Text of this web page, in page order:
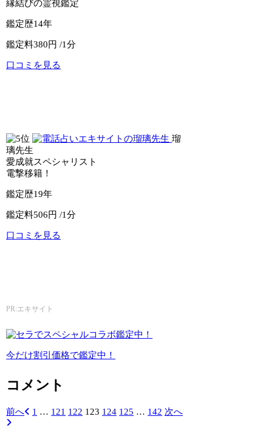
縁結びの霊視鑑定
鑑定歴14年
鑑定料380円 /1分
口コミを見る
瑠
璃先生
愛成就スペシャリスト
電撃移籍！
鑑定歴19年
鑑定料506円 /1分
口コミを見る
PR:エキサイト
今だけ割引価格で鑑定中！
コメント
前へ 1 … 121 122 123 124 125 … 142 次へ